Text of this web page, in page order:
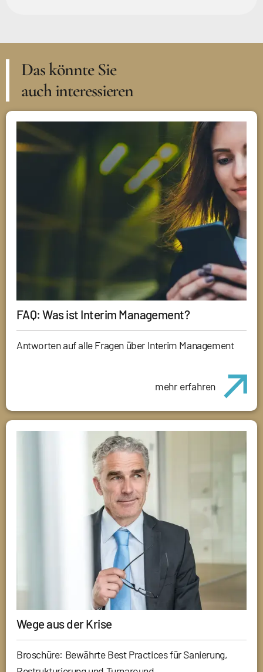
Das könnte Sie
auch interessieren
FAQ: Was ist Interim Management?
Antworten auf alle Fragen über Interim Management
mehr erfahren
Wege aus der Krise
Broschüre: Bewährte Best Practices für Sanierung,